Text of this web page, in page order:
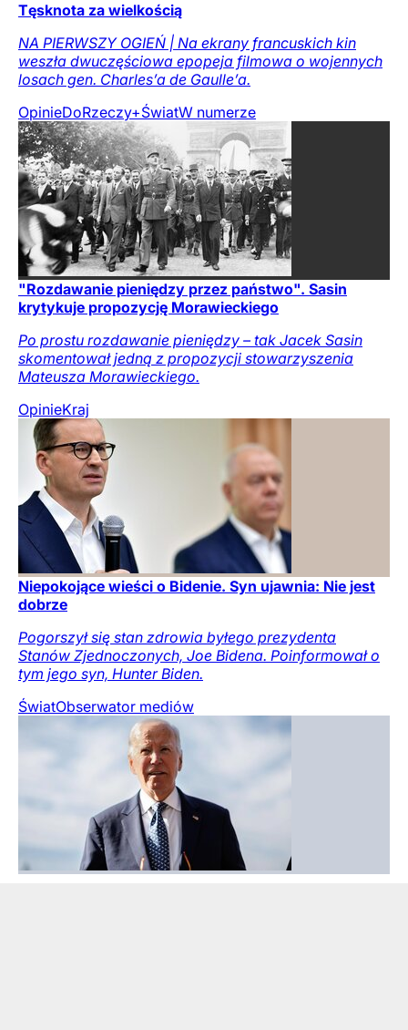
Tęsknota za wielkością
NA PIERWSZY OGIEŃ | Na ekrany francuskich kin
weszła dwuczęściowa epopeja filmowa o wojennych
losach gen. Charles’a de Gaulle’a.
OpinieDoRzeczy+ŚwiatW numerze
"Rozdawanie pieniędzy przez państwo". Sasin
krytykuje propozycję Morawieckiego
Po prostu rozdawanie pieniędzy – tak Jacek Sasin
skomentował jedną z propozycji stowarzyszenia
Mateusza Morawieckiego.
OpinieKraj
Niepokojące wieści o Bidenie. Syn ujawnia: Nie jest
dobrze
Pogorszył się stan zdrowia byłego prezydenta
Stanów Zjednoczonych, Joe Bidena. Poinformował o
tym jego syn, Hunter Biden.
ŚwiatObserwator mediów